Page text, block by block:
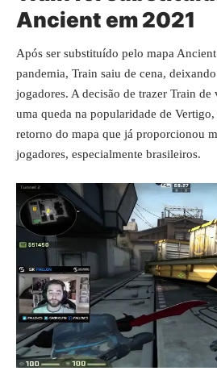
Ancient em 2021
Após ser substituído pelo mapa
pandemia, Train saiu de cena,
jogadores. A decisão de trazer Train de
uma queda na popularidade de
retorno do mapa que já proporcionou
jogadores, especialmente brasileiros.